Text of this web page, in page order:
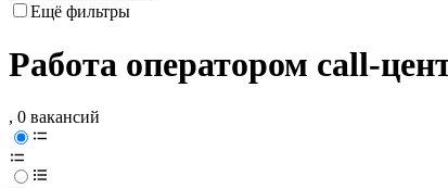
Ещё фильтры
Работа оператором call-
, 0 вакансий